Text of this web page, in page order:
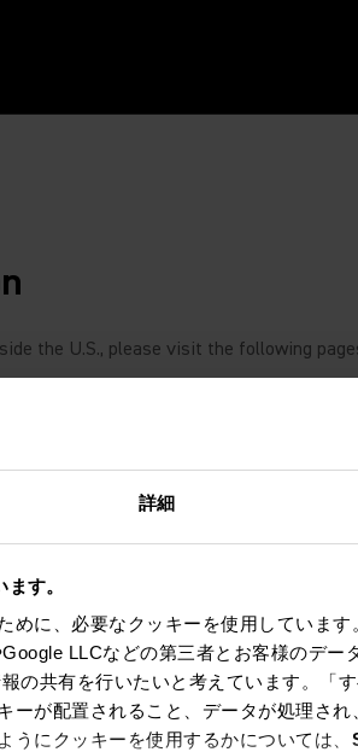
詳細
す。
めに、必要なクッキーを使用しています
LLCなどの第三者とお客様のデー
の共有を行いたいと考えています。「
ーが配置されること、データが処理さ
にクッキーを使用するかについては、
the U.S., please visit the following
SHUREについて
About Us